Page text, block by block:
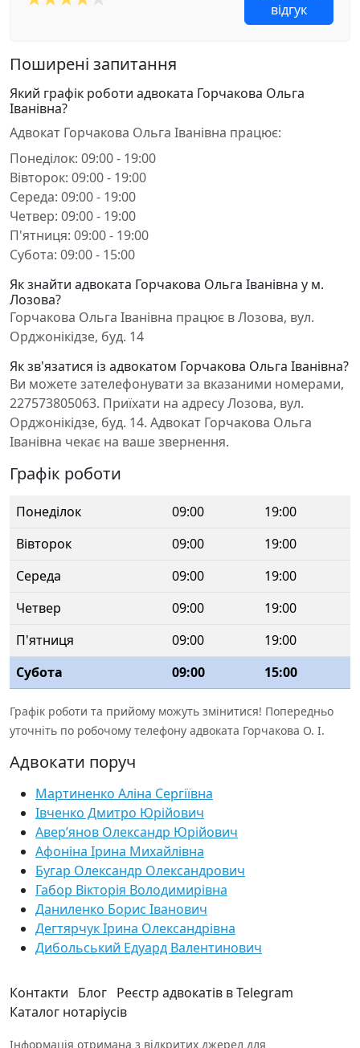
відгук
Поширені запитання
Який графік роботи адвоката Горчакова Ольга
Іванівна?
Адвокат Горчакова Ольга Іванівна працює:
Понеділок: 09:00 - 19:00
Вівторок: 09:00 - 19:00
Середа: 09:00 - 19:00
Четвер: 09:00 - 19:00
П'ятниця: 09:00 - 19:00
Субота: 09:00 - 15:00
Як знайти адвоката Горчакова Ольга Іванівна у м.
Лозова?
Горчакова Ольга Іванівна працює в Лозова, вул.
Орджонікідзе, буд. 14
Як зв'язатися із адвокатом Горчакова Ольга Іванівна?
Ви можете зателефонувати за вказаними номерами,
227573805063. Приїхати на адресу Лозова, вул.
Орджонікідзе, буд. 14. Адвокат Горчакова Ольга
Іванівна чекає на ваше звернення.
Графік роботи
Понеділок 09:00
19:00
Вівторок
09:00
19:00
Середа
09:00
19:00
Четвер
09:00
19:00
П'ятниця
09:00
19:00
Субота
09:00 15:00
Графік роботи та прийому можуть змінитися! Попередньо
уточніть по робочому телефону адвоката Горчакова О. І.
Адвокати поруч
Мартиненко Аліна Сергіївна
Івченко Дмитро Юрійович
Авер’янов Олександр Юрійович
Афоніна Ірина Михайлівна
Бугар Олександр Олександрович
Габор Вікторія Володимирівна
Даниленко Борис Іванович
Дегтярчук Ірина Олександрівна
Дибольський Едуард Валентинович
Контакти Блог Реєстр адвокатів в Telegram
Каталог нотаріусів
Інформація отримана з відкритих джерел для